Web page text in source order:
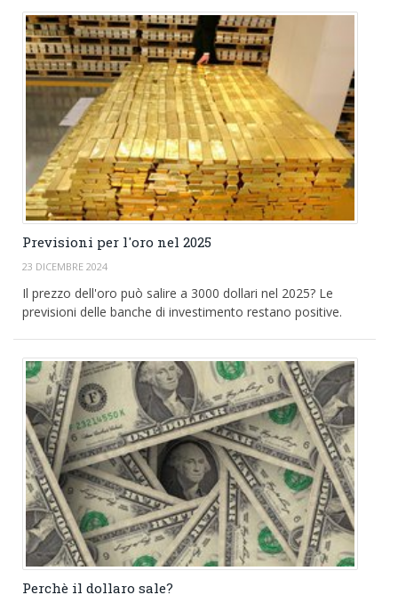
Previsioni per l'oro nel 2025
23 DICEMBRE 2024
Il prezzo dell'oro può salire a 3000 dollari nel 2025? Le
previsioni delle banche di investimento restano positive.
Perchè il dollaro sale?